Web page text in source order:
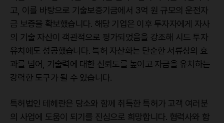
고, 이를 바탕으로 기술보증기금에서 3억 원 규모의 운전자
금 보증을 확보했습니다. 해당 기업은 이후 투자자에게 자사
의 기술 자산이 객관적으로 평가되었음을 강조해 시드 투자
유치에도 성공했습니다. 특허 자산화는 단순한 서류상의 효
과를 넘어, 기술력에 대한 신뢰도를 높이고 자금을 유치하는
강력한 도구가 될 수 있습니다.
특허법인 테헤란은 당소와 함께 취득한 특허가 고객 여러분
의 사업에 도움이 되기를 진심으로 희망합니다. 협력사와 함